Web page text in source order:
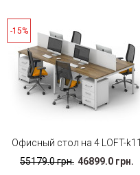
-15%
Офисный стол на 4 LOFT-k11
55179.0 грн. 46899.0 грн.